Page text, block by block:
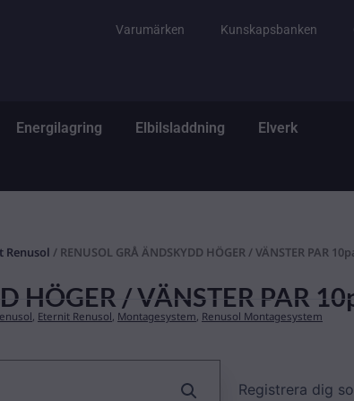
Varumärken Kunskapsbanken
El & Tillbehör
Energilagring Öppna Energilagring
Elbilsladdning ÖppnaElverk
Renusol / RENUSOL GRÅ ÄNDSKYDD HÖGER / VÄNSTER PAR
HÖGER / VÄNSTER PAR
Eternit Renusol Montagesystem Renusol Montagesystem
Registrera dig